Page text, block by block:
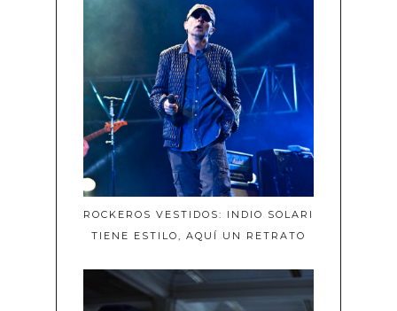
ROCKEROS VESTIDOS: INDIO SOLARI
TIENE ESTILO, AQUÍ UN RETRATO